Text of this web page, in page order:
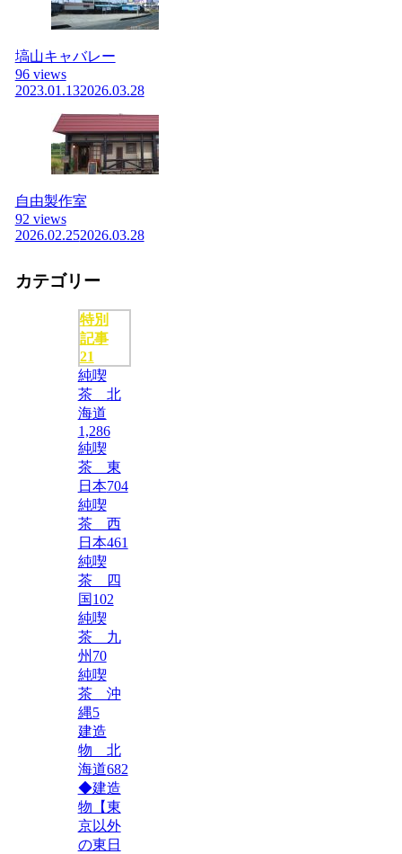
塙山キャバレー
96 views
2023.01.132026.03.28
自由製作室
92 views
2026.02.252026.03.28
カテゴリー
特別
記事
21
純喫
茶 北
海道
1,286
純喫
茶 東
日本704
純喫
茶 西
日本461
純喫
茶 四
国102
純喫
茶 九
州 70
純喫
茶 沖
縄5
建造
物 北
海道682
◆建造
物【東
京以外
の東日